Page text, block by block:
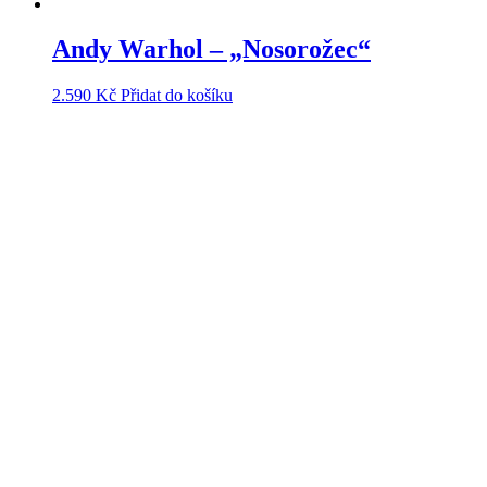
Andy Warhol – „Nosorožec“
2.590 Kč Přidat do košíku